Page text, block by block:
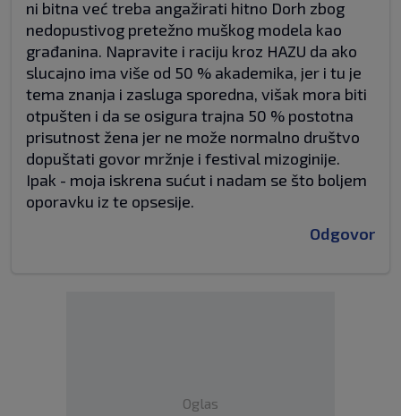
ni bitna već treba angažirati hitno Dorh zbog
nedopustivog pretežno muškog modela kao
građanina. Napravite i raciju kroz HAZU da ako
slucajno ima više od 50 % akademika, jer i tu je
tema znanja i zasluga sporedna, višak mora biti
otpušten i da se osigura trajna 50 % postotna
prisutnost žena jer ne može normalno društvo
dopuštati govor mržnje i festival mizoginije.
Ipak - moja iskrena sućut i nadam se što boljem
oporavku iz te opsesije.
Odgovor
Oglas